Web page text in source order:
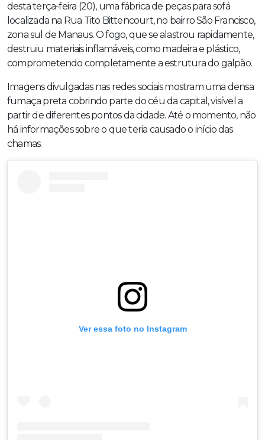
desta terça-feira (20), uma fábrica de peças para sofá
localizada na Rua Tito Bittencourt, no bairro São Francisco,
zona sul de Manaus. O fogo, que se alastrou rapidamente,
destruiu materiais inflamáveis, como madeira e plástico,
comprometendo completamente a estrutura do galpão.
Imagens divulgadas nas redes sociais mostram uma densa
fumaça preta cobrindo parte do céu da capital, visível a
partir de diferentes pontos da cidade. Até o momento, não
há informações sobre o que teria causado o início das
chamas.
Ver essa foto no Instagram